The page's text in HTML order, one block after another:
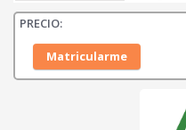
Matricularme